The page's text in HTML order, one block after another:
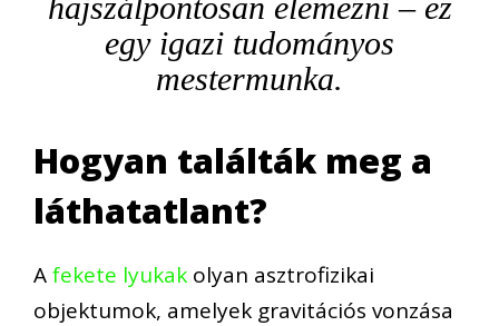
egy igazi tudományos
mestermunka.
Hogyan találták meg a
láthatatlant?
Afekete lyukak olyan asztrofizikai
objektumok, amelyek gravitációs vonzása